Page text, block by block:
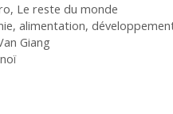
, Le reste du monde
, alimentation,
Giang